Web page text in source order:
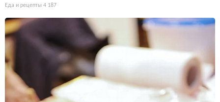
Еда и рецепты 4 187